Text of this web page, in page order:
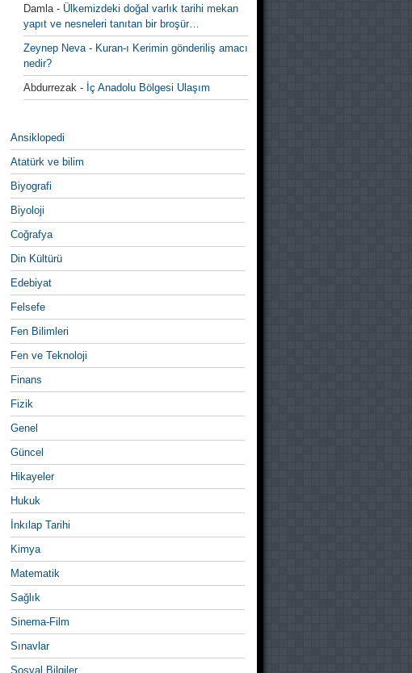
Damla- Ülkemizdeki doğal varlık tarihi mekan
yapıt ve nesneleri tanıtan bir broşür…
Zeynep Neva- Kuran-ı Kerimin gönderiliş amacı
nedir?
Abdurrezak - İç Anadolu Bölgesi Ulaşım
Ansiklopedi
Atatürk ve bilim
Biyografi
Biyoloji
Coğrafya
Din Kültürü
Edebiyat
Felsefe
Fen Bilimleri
Fen ve Teknoloji
Finans
Fizik
Genel
Güncel
Hikayeler
Hukuk
İnkılap Tarihi
Kimya
Matematik
Sağlık
Sinema-Film
Sınavlar
Sosyal Bilgiler